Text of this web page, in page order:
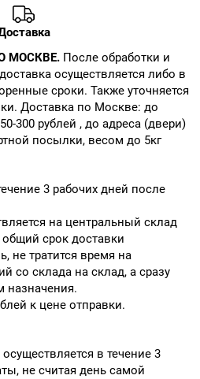
МОСКВЕ. После обработки и
осуществляется либо в
сроки. Также уточняется
Доставка по Москве: до
300 рублей , до адреса (двери)
посылки, весом до 5кг
3 рабочих дней после
на центральный склад
срок доставки
не тратится время на
со склада на склад, а сразу
назначения.
к цене отправки.
в течение 3
не считая день самой